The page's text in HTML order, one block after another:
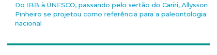
Do IBB à UNESCO, passando pelo sertão do Cariri, Allysson
Pinheiro se projetou como referência para a paleontologia
nacional